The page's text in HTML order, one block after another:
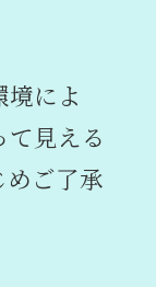
境によ
て見える
めご了承